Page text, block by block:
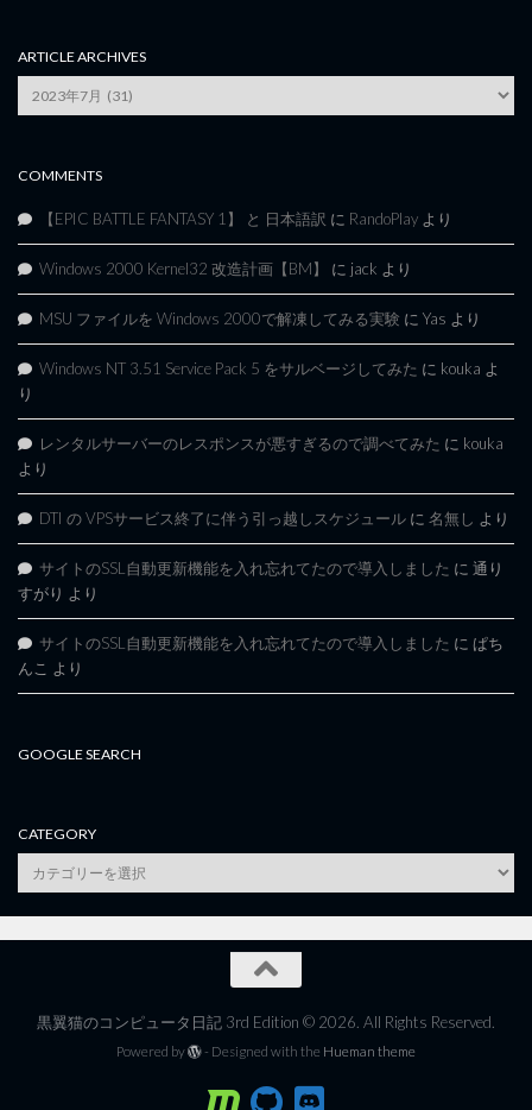
ARTICLE ARCHIVES
Archives
COMMENTS
【EPIC BATTLE FANTASY 1】 と 日本語訳 に RandoPlay より
Windows 2000 Kernel32 改造計画【BM】 に jack より
MSU ファイルを Windows 2000で解凍してみる実験 に Yas より
Windows NT 3.51 Service Pack 5 をサルベージしてみた に kouka よ
り
レンタルサーバーのレスポンスが悪すぎるので調べてみた に kouka
より
DTI の VPSサービス終了に伴う引っ越しスケジュール に 名無し より
サイトのSSL自動更新機能を入れ忘れてたので導入しました に 通り
すがり より
サイトのSSL自動更新機能を入れ忘れてたので導入しました に ぱち
んこ より
GOOGLE SEARCH
CATEGORY
category
黒翼猫のコンピュータ日記 3rd Edition © 2026. All Rights Reserved.
Powered by - Designed with the Hueman theme